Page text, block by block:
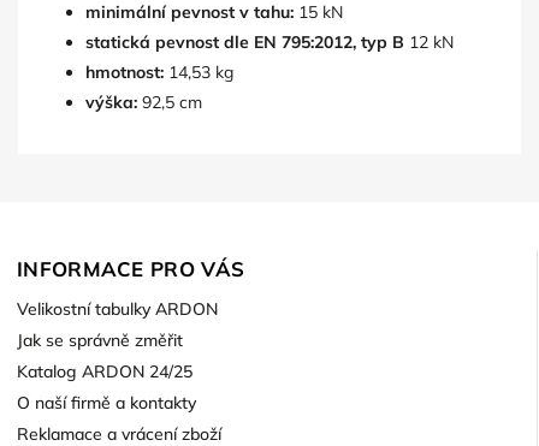
minimální pevnost v tahu: 15 kN
statická pevnost dle EN 795:2012, typ B 12 kN
hmotnost: 14,53 kg
výška: 92,5 cm
INFORMACE PRO VÁS
Velikostní tabulky ARDON
Jak se správně změřit
Katalog ARDON 24/25
O naší firmě a kontakty
Reklamace a vrácení zboží